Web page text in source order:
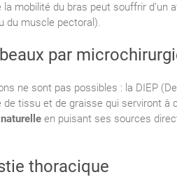
la mobilité du bras peut souffrir
du muscle pectoral).
par
ne sont pas possibles : la DIEP
de tissu et de graisse qui serviront
en puisant ses sources
thoracique